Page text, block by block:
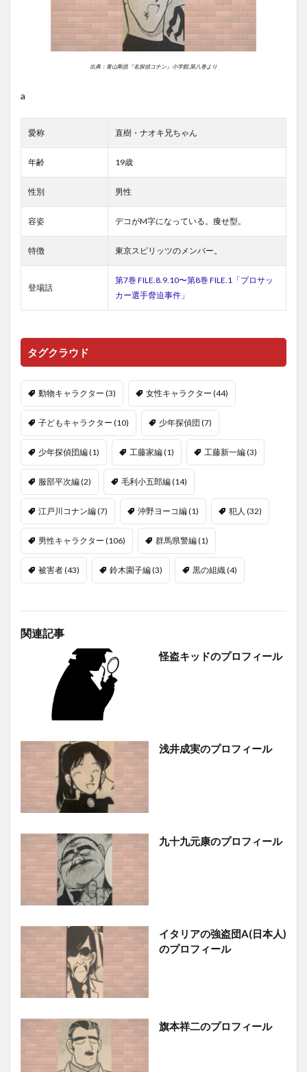
出典：青山剛昌『名探偵コナン』小学館,第八巻より
a
愛称 直樹・ナオキ兄ちゃん
年齢 19歳
性別 男性
容姿 デコがM字になっている。痩せ型。
特徴 東京スピリッツのメンバー。
登場話
第7巻 FILE.8.9.10〜第8巻 FILE.1「プロサッ
カー選手脅迫事件」
タグクラウド
動物キャラクター (3) 女性キャラクター (44)
子どもキャラクター (10) 少年探偵団 (7)
少年探偵団編(1) 工藤家編(1) 工藤新一編(3)
服部平次編(2) 毛利小五郎編(14)
江戸川コナン編(7) 沖野ヨーコ編(1) 犯人 (32)
男性キャラクター (106) 群馬県警編(1)
被害者(43) 鈴木園子編(3) 黒の組織(4)
関連記事
怪盗キッドのプロフィール
浅井成実のプロフィール
九十九元康のプロフィール
イタリアの強盗団A(日本人)
のプロフィール
旗本祥二のプロフィール